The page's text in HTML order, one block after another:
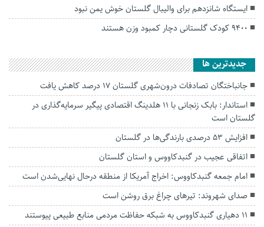
ایستگاه شانزدهم برای والیبال گلستان خوش یمن نبود
9400 کودک گلستانی دچار کمبود وزن هستند
جديدترين ها
جانباختگان تصادفات درون‌شهری گلستان ۱۷ درصد کاهش یافت
استاندار: بابک زنجانی با ۱۱ هلدینگ اقتصادی پیگیر سرمایه‌گذاری در
گلستان است
افزایش ۵۳ درصدی بارندگی‌ها در گلستان
اتفاقی عجیب در‌ گنبدکاووس و استان گلستان
امام جمعه گنبدکاووس: اخراج آمریکا از منطقه درحال نهایی‌شدن است
صدای شهروند: تیرهای چراغ برق روشن است
۱۱ دهیاری گنبدکاووس به شبکه حفاظت مردمی منابع طبیعی پیوستند